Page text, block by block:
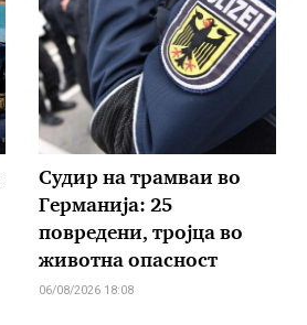
Судир на трамваи во
Германија: 25
повредени, тројца во
животна опасност
06/08/2026 18:08